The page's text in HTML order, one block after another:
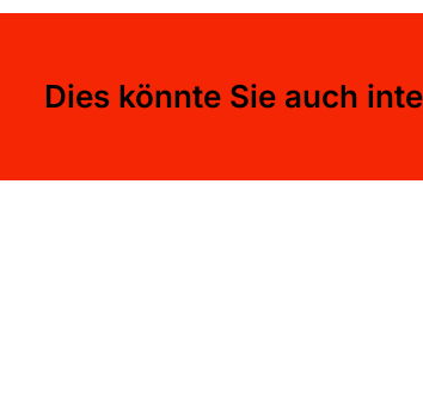
Dies könnte Sie auch